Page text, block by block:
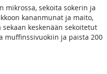
mikrossa, sekoita sokerin ja
kananmunat ja maito,
sekaan keskenään sekoitetut
muffinssivuokiin ja paista 200